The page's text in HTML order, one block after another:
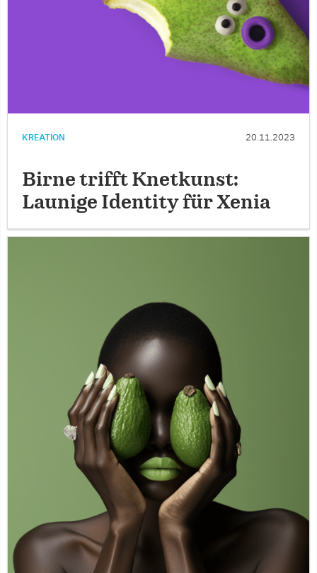
KREATION 20.11.2023
Birne trifft Knetkunst:
Launige Identity für Xenia